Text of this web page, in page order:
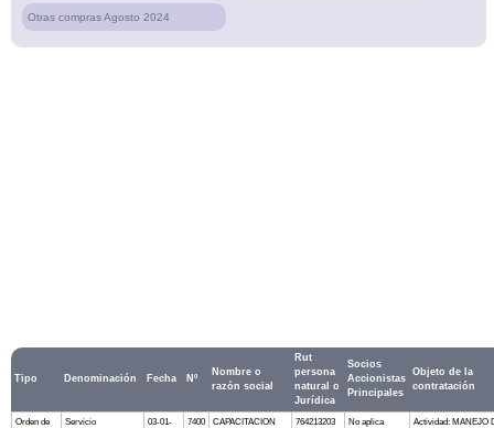
Otras compras Agosto 2024
Tipo Denominación Fecha Nº
Nombre o
razón social
Rut
persona
natural o
Jurídica
Socios
Accionistas
Principales
Objeto de la
contratación
Orden de
Servicio
03-01-
7400
CAPACITACION
764213203 No aplica
Actividad: MANEJO